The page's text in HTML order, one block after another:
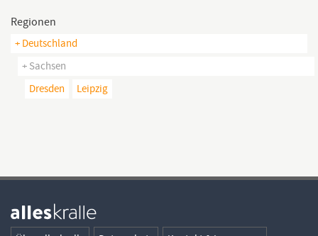
Regionen
+ Deutschland
+ Sachsen
Dresden
Leipzig